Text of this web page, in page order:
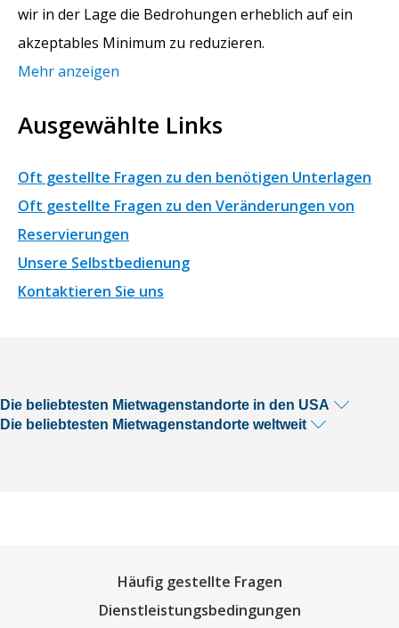
wir in der Lage die Bedrohungen erheblich auf ein
akzeptables Minimum zu reduzieren.
Mehr anzeigen
Ausgewählte Links
Oft gestellte Fragen zu den benötigen Unterlagen
Oft gestellte Fragen zu den Veränderungen von
Reservierungen
Unsere Selbstbedienung
Kontaktieren Sie uns
Die beliebtesten Mietwagenstandorte in den USA
Die beliebtesten Mietwagenstandorte weltweit
Häufig gestellte Fragen
Dienstleistungsbedingungen